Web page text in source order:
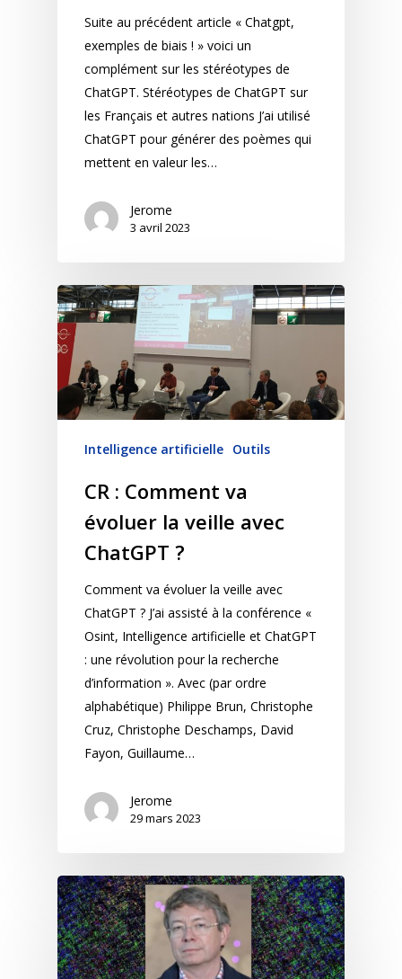
Suite au précédent article « Chatgpt,
exemples de biais ! » voici un
complément sur les stéréotypes de
ChatGPT. Stéréotypes de ChatGPT sur
les Français et autres nations J’ai utilisé
ChatGPT pour générer des poèmes qui
mettent en valeur les…
Jerome
3 avril 2023
Intelligence artificielle Outils
CR : Comment va
évoluer la veille avec
ChatGPT ?
Comment va évoluer la veille avec
ChatGPT ? J’ai assisté à la conférence «
Osint, Intelligence artificielle et ChatGPT
: une révolution pour la recherche
d’information ». Avec (par ordre
alphabétique) Philippe Brun, Christophe
Cruz, Christophe Deschamps, David
Fayon, Guillaume…
Jerome
29 mars 2023